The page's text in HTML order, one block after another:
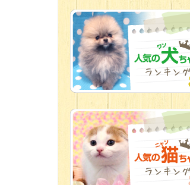
2026.07.06 新入生紹介
2026.07.03
ちびっこワン
コ
2026.07.01ダラダラな猫
スタッフ
新入生
2026.06.24
人懐っこすぎ
なわんちゃんず
2026.06.21
転入生のご紹
介(*ﾉωﾉ)